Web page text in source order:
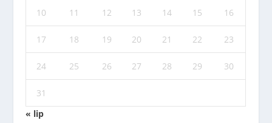
10 11 12 13 14 15 16
17 18 19 20 21 22 23
24 25 26 27 28 29 30
31
« lip